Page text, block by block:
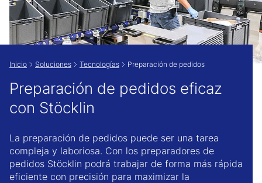
Inicio Soluciones Tecnologías Preparación de pedidos
Preparación de pedidos eficaz
con Stöcklin
La preparación de pedidos puede ser una tarea
compleja y laboriosa. Con los preparadores de
pedidos Stöcklin podrá trabajar de forma más rápida
eficiente con precisión para maximizar la